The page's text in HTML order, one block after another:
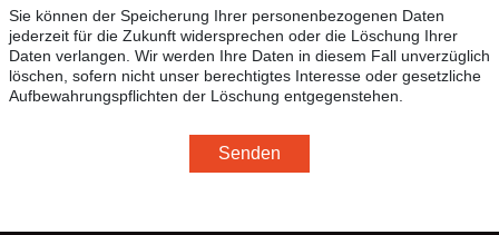
Sie können der Speicherung Ihrer personenbezogenen Daten
jederzeit für die Zukunft widersprechen oder die Löschung Ihrer
Daten verlangen. Wir werden Ihre Daten in diesem Fall unverzüglich
löschen, sofern nicht unser berechtigtes Interesse oder gesetzliche
Aufbewahrungspflichten der Löschung entgegenstehen.
Senden